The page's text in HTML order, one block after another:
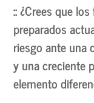
:: ¿Crees que
preparados
riesgo ante una
y una creciente
elemento